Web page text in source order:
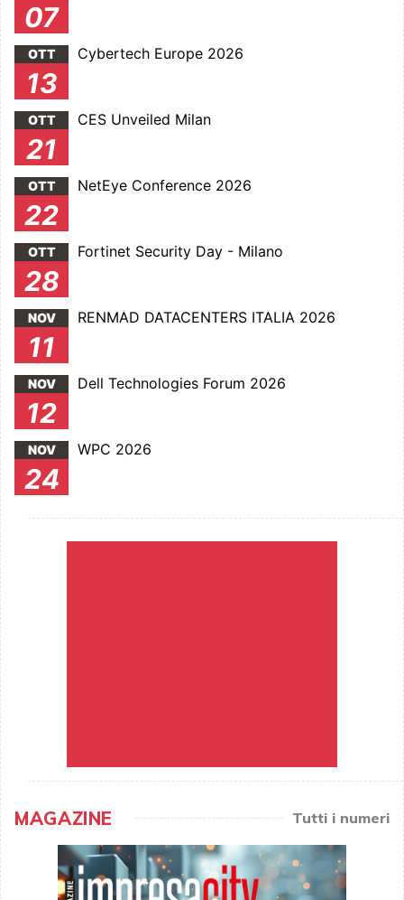
07
OTT
13
Cybertech Europe 2026
OTT
21
CES Unveiled Milan
OTT
22
NetEye Conference 2026
OTT
28
Fortinet Security Day - Milano
NOV
11
RENMAD DATACENTERS ITALIA 2026
NOV
12
Dell Technologies Forum 2026
NOV
24
WPC 2026
MAGAZINE Tutti i numeri